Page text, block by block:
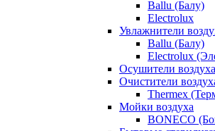
Ballu (Балу)
Electrolux
Увлажнители
Ballu (Балу)
Electrolux
Осушители воздуха
Очистители
Thermex
Мойки воздуха
BONECO